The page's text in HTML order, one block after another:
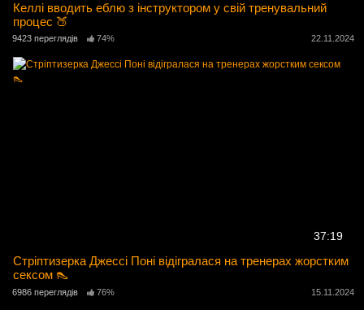
Келлі вводить еблю з інструктором у свій тренувальний
процес 🍑
9423 переглядів 74% 22.11.2024
37:19
Стріптизерка Джессі Поні відігралася на тренерах жорстким
сексом 👠
6986 переглядів 76% 15.11.2024